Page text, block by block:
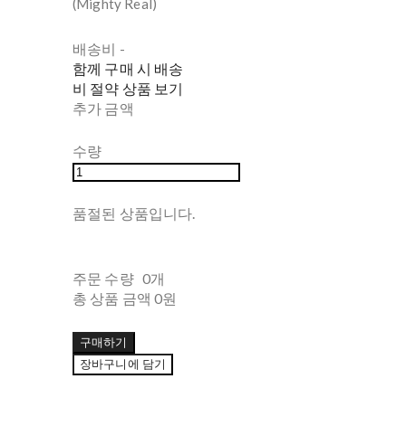
(Mighty Real)
배송비 -
함께 구매 시 배송
비 절약 상품 보기
추가 금액
수량
품절된 상품입니다.
주문 수량 0개
총 상품 금액 0원
구매하기
장바구니에 담기